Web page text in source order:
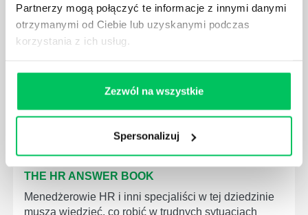
Partnerzy mogą połączyć te informacje z innymi danymi
otrzymanymi od Ciebie lub uzyskanymi podczas
korzystania z ich usług.
Zezwól na wszystkie
Spersonalizuj
nieodpowiednim momencie może kosztować nawet
miliardy dolarów? Książka „Love’em or Lose’em”
opowiada historię Johna, inżyniera osiągającego
podwyżki. Kiedy prośba...
THE HR ANSWER BOOK
Menedżerowie HR i inni specjaliści w tej dziedzinie
muszą wiedzieć, co robić w trudnych sytuacjach